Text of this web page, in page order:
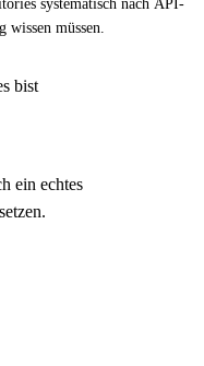
müssen.
bist
ein echtes